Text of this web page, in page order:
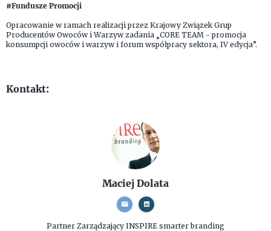
#Fundusze Promocji
Opracowanie w ramach realizacji przez Krajowy Związek Grup
Producentów Owoców i Warzyw zadania „CORE TEAM - promocja
konsumpcji owoców i warzyw i forum współpracy sektora, IV edycja”.
Kontakt:
Maciej Dolata
Partner Zarządzający INSPIRE smarter branding